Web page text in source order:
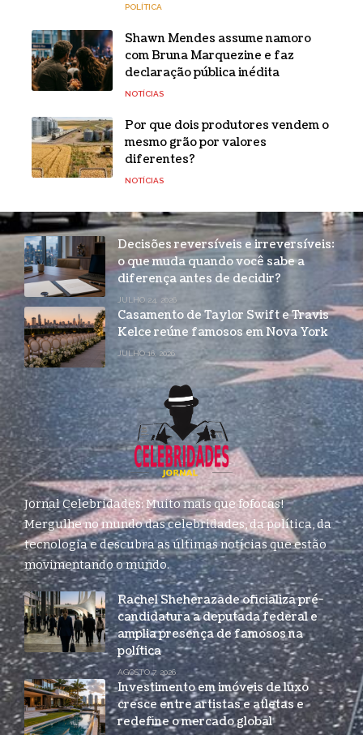
POLÍTICA
Shawn Mendes assume namoro
com Bruna Marquezine e faz
declaração pública inédita
NOTÍCIAS
Por que dois produtores vendem o
mesmo grão por valores
diferentes?
NOTÍCIAS
Decisões reversíveis e irreversíveis:
o que muda quando você sabe a
diferença antes de decidir?
JULHO 24, 2026
Casamento de Taylor Swift e Travis
Kelce reúne famosos em Nova York
JULHO 16, 2026
Jornal Celebridades: Muito mais que fofocas!
Mergulhe no mundo das celebridades, da política, da
tecnologia e descubra as últimas notícias que estão
movimentando o mundo.
Rachel Sheherazade oficializa pré-
candidatura a deputada federal e
amplia presença de famosos na
política
AGOSTO 7, 2026
Investimento em imóveis de luxo
cresce entre artistas e atletas e
redefine o mercado global